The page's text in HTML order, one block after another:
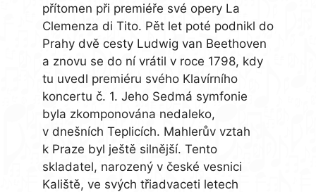
přítomen při premiéře své opery La
Clemenza di Tito. Pět let poté podnikl do
Prahy dvě cesty Ludwig van Beethoven
a znovu se do ní vrátil v roce 1798, kdy
tu uvedl premiéru svého Klavírního
koncertu č. 1. Jeho Sedmá symfonie
byla zkomponována nedaleko,
v dnešních Teplicích. Mahlerův vztah
k Praze byl ještě silnější. Tento
skladatel, narozený v české vesnici
Kaliště, ve svých třiadvaceti letech